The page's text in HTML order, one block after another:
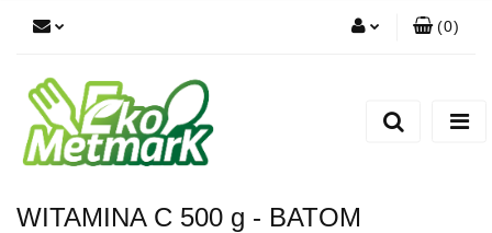
(0)
WITAMINA C 500 g - BATOM